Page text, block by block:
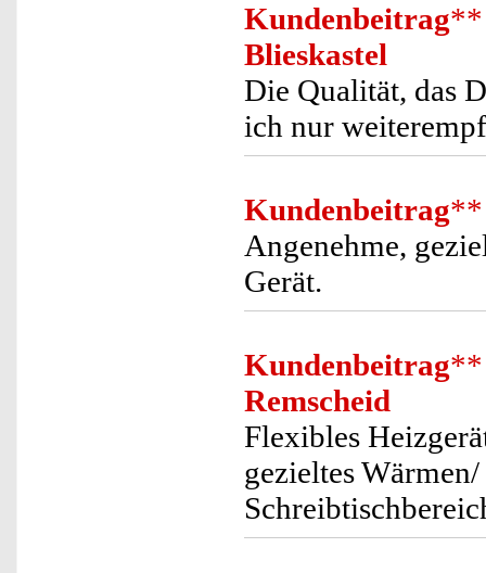
Kundenbeitrag**
Blieskastel
Die Qualität, das
ich nur
Kundenbeitrag**
Angenehme,
Gerät.
Kundenbeitrag**
Remscheid
Flexibles
gezieltes